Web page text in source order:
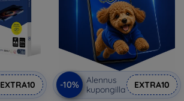
EXTRA10 -10%
Alennus
kupongilla
EXTRA10